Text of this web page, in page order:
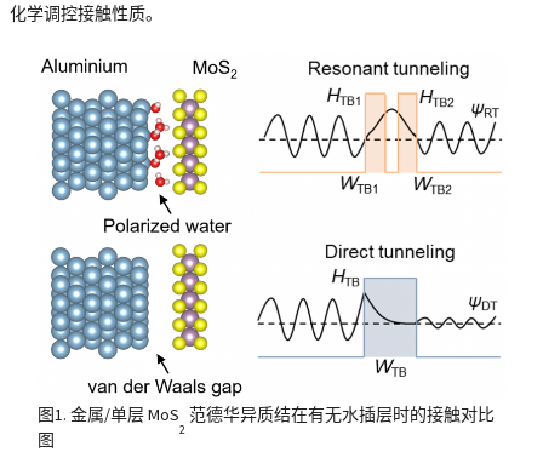
化学调控接触性质。
图1. 金属/单层 MoS
2
范德华异质结在有无水插层时的接触对比
图